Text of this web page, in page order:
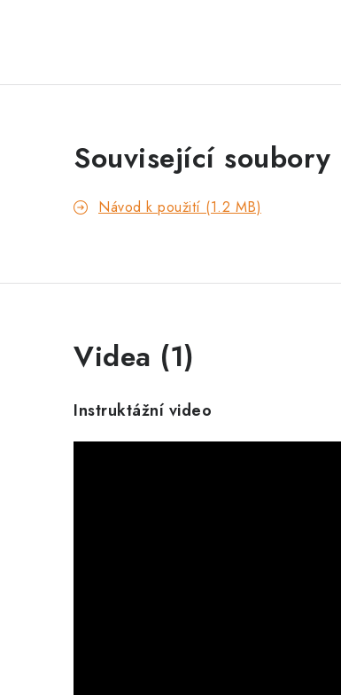
Související soubory
Návod k použití (1.2 MB)
Videa (1)
Instruktážní video